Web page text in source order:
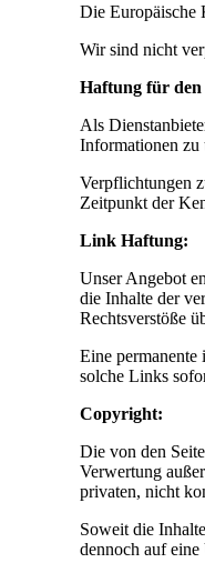
Die Europäische
Wir sind nicht
Haftung für
Als
Informationen zu
Verpflichtungen
Zeitpunkt der
Link Haftung:
Unser Angebot
die Inhalte der
Rechtsverstöße
Eine
solche Links
Copyright:
Die von den
Verwertung
privaten, nicht
Soweit die
dennoch auf